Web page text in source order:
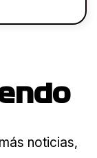
noticias,